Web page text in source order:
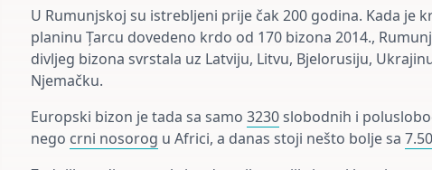
U Rumunjskoj su istrebljeni prije čak 200 godina. Kada je
planinu Țarcu dovedeno krdo od 170 bizona 2014.,
divljeg bizona svrstala uz Latviju, Litvu, Bjelorusiju,
Njemačku.
Europski bizon je tada sa samo 3230slobodnih i
nego crni nosorog u Africi, a danas stoji nešto bolje sa